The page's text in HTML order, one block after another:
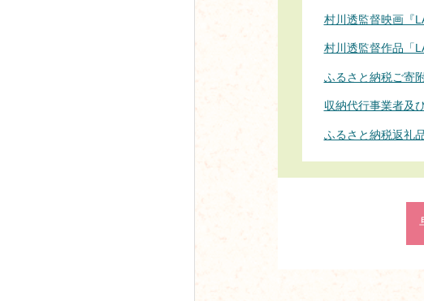
村川透監督映画『
村川透監督作品「
ふるさと納税ご寄
収納代行事業者及
ふるさと納税返礼